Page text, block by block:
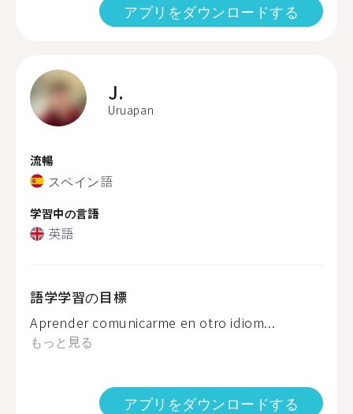
アプリをダウンロードする
J.
Uruapan
流暢
スペイン語
学習中の言語
英語
語学学習の目標
Aprender comunicarme en otro idiom...
もっと見る
アプリをダウンロードする